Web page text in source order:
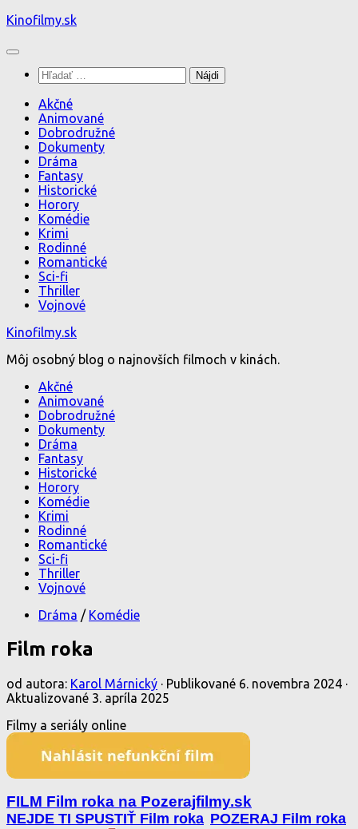
Preskočiť
obsah
Kinofilmy.sk
Hľadať:
Akčné
Animované
Dobrodružné
Dokumenty
Dráma
Fantasy
Historické
Horory
Komédie
Krimi
Rodinné
Romantické
Sci-fi
Thriller
Vojnové
Kinofilmy.sk
Môj osobný blog o najnovších filmoch v kinách.
Akčné
Animované
Dobrodružné
Dokumenty
Dráma
Fantasy
Historické
Horory
Komédie
Krimi
Rodinné
Romantické
Sci-fi
Thriller
Vojnové
Dráma / Komédie
Film roka
od autora: Karol Márnický · Publikované 6. novembra 2024 ·
Aktualizované 3. apríla 2025
Filmy a seriály online
FILM Film roka na Pozerajfilmy.sk
NEJDE TI SPUSTIŤ Film roka POZERAJ Film roka